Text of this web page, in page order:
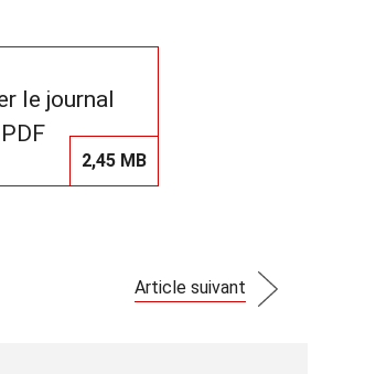
le journal
2,45 MB
Article suivant